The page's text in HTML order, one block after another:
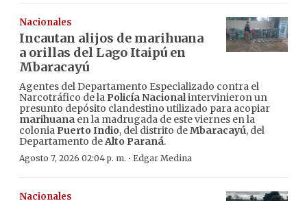
Nacionales
Incautan alijos de marihuana
a orillas del Lago Itaipú en
Mbaracayú
Agentes del Departamento Especializado contra el
Narcotráfico de la Policía Nacionalintervinieron un
presunto depósito clandestino utilizado para acopiar
marihuana en la madrugada de este viernes en la
colonia Puerto Indio, del distrito deMbaracayú, del
Departamento deAlto Paraná.
Agosto 7, 2026 02:04 p. m. · Edgar Medina
Nacionales